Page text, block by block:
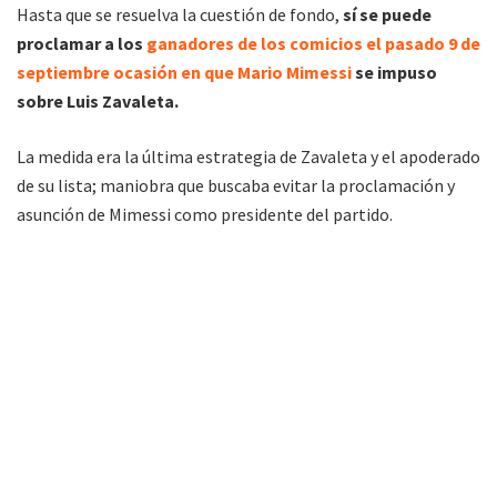
Hasta que se resuelva la cuestión de fondo, síse puede
proclamar a los ganadores de los comicios el pasado 9 de
septiembre ocasión en que Mario Mimessise impuso
sobre Luis Zavaleta.
La medida era la última estrategia de Zavaleta y el apoderado
de su lista; maniobra que buscaba evitar la proclamación y
asunción de Mimessi como presidente del partido.